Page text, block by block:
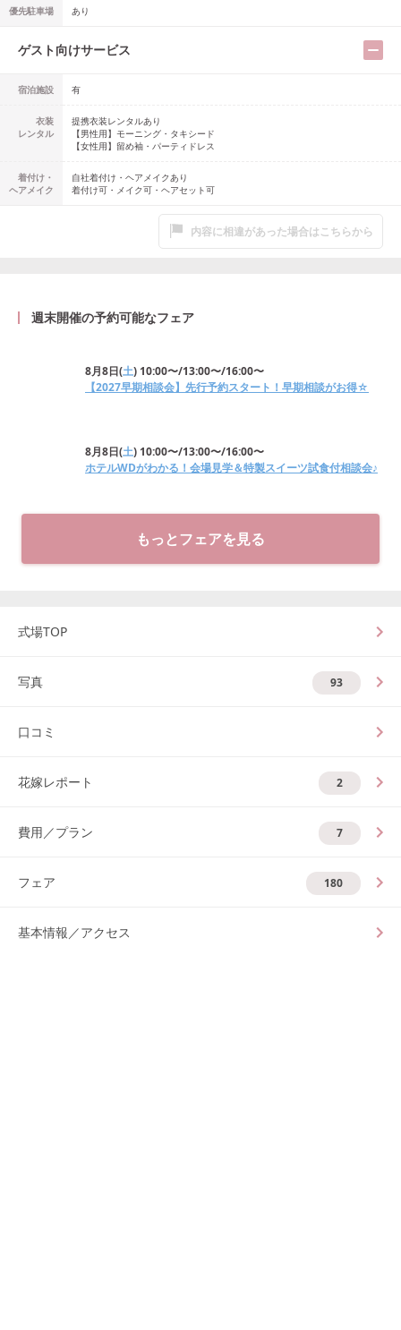
優先駐車場 あり
ゲスト向けサービス
宿泊施設 有
衣装
レンタル
提携衣装レンタルあり
【男性用】 モーニング・タキシード
【女性用】 留め袖・パーティドレス
着付け・
ヘアメイク
自社着付け・ヘアメイクあり
着付け可・メイク可・ヘアセット可
内容に相違があった場合はこちらから
週末開催の予約可能なフェア
8月8日(土) 10:00〜/13:00〜/16:00〜
【2027早期相談会】先行予約スタート！早期相談がお得☆
8月8日(土) 10:00〜/13:00〜/16:00〜
ホテルWDがわかる！会場見学＆特製スイーツ試食付相談会♪
もっとフェアを見る
式場TOP
写真 93
口コミ
花嫁レポート 2
費用／プラン 7
フェア 180
基本情報／アクセス